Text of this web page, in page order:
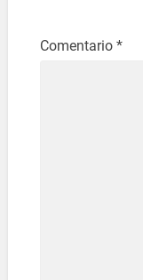
Comentario *